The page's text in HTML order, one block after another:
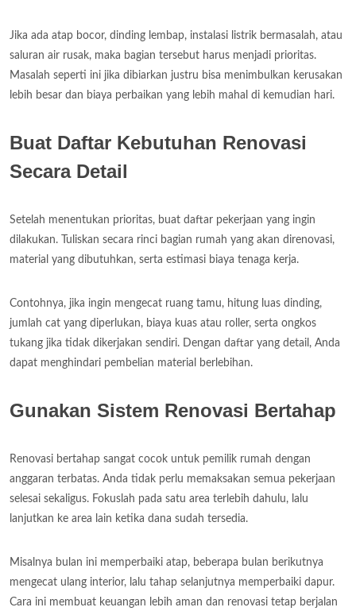
Jika ada atap bocor, dinding lembap, instalasi listrik bermasalah, atau
saluran air rusak, maka bagian tersebut harus menjadi prioritas.
Masalah seperti ini jika dibiarkan justru bisa menimbulkan kerusakan
lebih besar dan biaya perbaikan yang lebih mahal di kemudian hari.
Buat Daftar Kebutuhan Renovasi
Secara Detail
Setelah menentukan prioritas, buat daftar pekerjaan yang ingin
dilakukan. Tuliskan secara rinci bagian rumah yang akan direnovasi,
material yang dibutuhkan, serta estimasi biaya tenaga kerja.
Contohnya, jika ingin mengecat ruang tamu, hitung luas dinding,
jumlah cat yang diperlukan, biaya kuas atau roller, serta ongkos
tukang jika tidak dikerjakan sendiri. Dengan daftar yang detail, Anda
dapat menghindari pembelian material berlebihan.
Gunakan Sistem Renovasi Bertahap
Renovasi bertahap sangat cocok untuk pemilik rumah dengan
anggaran terbatas. Anda tidak perlu memaksakan semua pekerjaan
selesai sekaligus. Fokuslah pada satu area terlebih dahulu, lalu
lanjutkan ke area lain ketika dana sudah tersedia.
Misalnya bulan ini memperbaiki atap, beberapa bulan berikutnya
mengecat ulang interior, lalu tahap selanjutnya memperbaiki dapur.
Cara ini membuat keuangan lebih aman dan renovasi tetap berjalan